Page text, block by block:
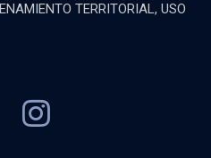
TERRITORIAL, USO